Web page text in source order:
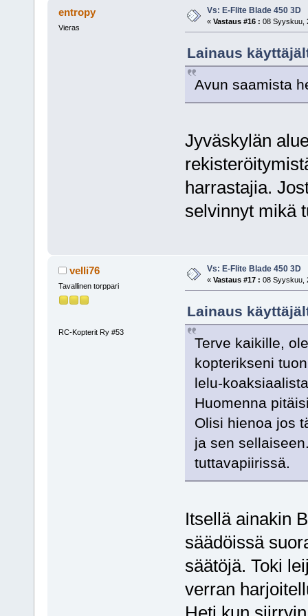
entropy
Vieras
Vs: E-Flite Blade 450 3D
« Vastaus #16 : 08 Syyskuu,
Lainaus
Avun saamista
Jyväskylän
harrastajia.
selvinnyt mikä
velli76
Tavallinen torppari
RC-Kopterit Ry #53
Vs: E-Flite Blade 450 3D
« Vastaus #17 : 08 Syyskuu,
Lainaus
Terve kaikille,
kopterikseni
lelu-
Huomenna
Olisi hienoa jos
ja sen
tuttavapiirissä.
Itsellä ainakin
säädöissä
säätöjä. Toki
verran